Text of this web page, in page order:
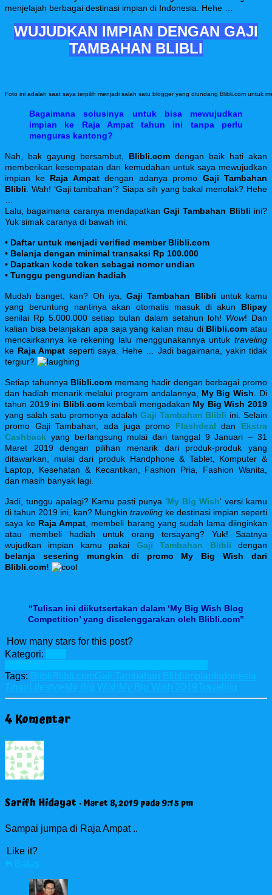
menjelajah berbagai destinasi impian di Indonesia. Hehe …
WUJUDKAN IMPIAN DENGAN GAJI
TAMBAHAN BLIBLI
Foto ini adalah saat saya terpilih menjadi salah satu blogger yang diundang Blibli.com untuk
Bagaimana solusinya untuk bisa mewujudkan
impian ke Raja Ampat tahun ini tanpa perlu
menguras kantong?
Nah, bak gayung bersambut, Blibli.com dengan baik hati akan
memberikan kesempatan dan kemudahan untuk saya mewujudkan
impian ke Raja Ampatdengan adanya promo Gaji Tambahan
Blibli. Wah! ‘Gaji tambahan’? Siapa sih yang bakal menolak? Hehe
…
Lalu, bagaimana caranya mendapatkanGaji Tambahan Blibli ini?
Yuk simak caranya di bawah ini:
• Daftar untuk menjadi verified member Blibli.com
• Belanja dengan minimal transaksi Rp 100.000
• Dapatkan kode token sebagai nomor undian
• Tunggu pengundian hadiah
Mudah banget, kan? Oh iya,Gaji Tambahan Blibli untuk kamu
yang beruntung nantinya akan otomatis masuk di akun Blipay
senilai Rp 5.000.000 setiap bulan dalam setahun loh! Wow! Dan
kalian bisa belanjakan apa saja yang kalian mau di Blibli.com atau
mencairkannya ke rekening lalu menggunakannya untuk traveling
ke Raja Ampat seperti saya. Hehe … Jadi bagaimana, yakin tidak
tergiur?
Setiap tahunnya Blibli.com memang hadir dengan berbagai promo
dan hadiah menarik melalui program andalannya, My Big Wish. Di
tahun 2019 ini Blibli.comkembali mengadakan My Big Wish 2019
yang salah satu promonya adalah Gaji Tambahan Blibli ini. Selain
promo Gaji Tambahan, ada juga promo Flashdeal dan Ekstra
Cashback yang berlangsung mulai dari tanggal 9 Januari – 31
Maret 2019 dengan pilihan menarik dari produk-produk yang
ditawarkan, mulai dari produk Handphone & Tablet, Komputer &
Laptop, Kesehatan & Kecantikan, Fashion Pria, Fashion Wanita,
dan masih banyak lagi.
Jadi, tunggu apalagi? Kamu pasti punya ‘My Big Wish‘ versi kamu
di tahun 2019 ini, kan? Mungkin traveling ke destinasi impian seperti
saya ke Raja Ampat, membeli barang yang sudah lama diinginkan
atau membeli hadiah untuk orang tersayang? Yuk! Saatnya
wujudkan impian kamu pakai Gaji Tambahan Blibli dengan
belanja sesering mungkin di promo My Big Wish dari
Blibli.com!
“Tulisan ini diikutsertakan dalam ‘My Big Wish Blog
Competition’ yang diselenggarakan oleh Blibli.com”
How many stars for this post?
Kategori:
Tags: Blibli Blibli.comGaji Tambahan Blibli Impian Indonesia
Timur Lifestyle My Big Wish My Big Wish 2019Traveling
4 Komentar
Sarifh Hidayat · Maret 8, 2019 pada 9:15 pm
Sampai jumpa di Raja Ampat ..
Like it?
Balas